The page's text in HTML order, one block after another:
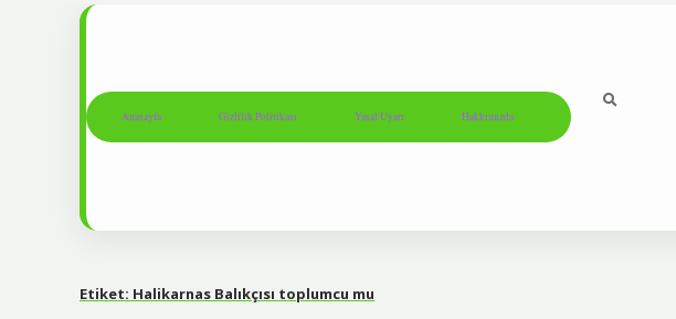
Anasayfa Gizlilik Politikası Yasal Uyarı Hakkımızda
Etiket: Halikarnas Balıkçısı toplumcu mu